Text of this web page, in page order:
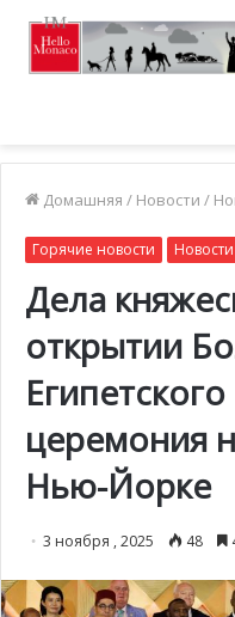
Домашняя / Новости /
Горячие новости
Дела
открытии
церемония
Нью-Йорке
3 ноября , 2025 48